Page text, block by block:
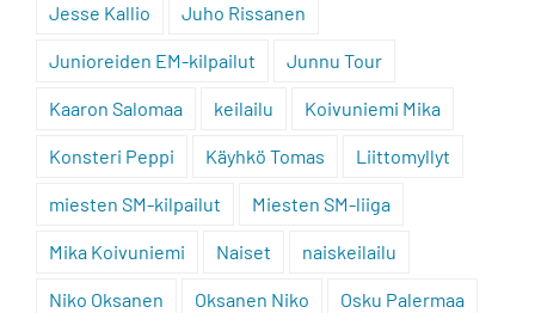
Jesse Kallio Juho Rissanen
Junioreiden EM-kilpailut Junnu Tour
Kaaron Salomaa keilailu Koivuniemi Mika
Konsteri Peppi Käyhkö Tomas Liittomyllyt
miesten SM-kilpailut Miesten SM-liiga
Mika Koivuniemi Naiset naiskeilailu
Niko Oksanen Oksanen Niko Osku Palermaa